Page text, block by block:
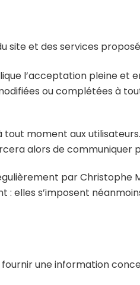
site et des services
l’acceptation pleine
ou complétées à
moment aux
alors de
par
elles s’imposent
fournir une information